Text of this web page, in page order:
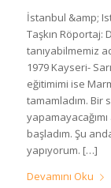
İstanbul &amp;
Taşkın Röportaj:
tanıyabilmemiz
1979 Kayseri-
eğitimimi ise
tamamladım. Bir
başladım. Şu
yapıyorum. […]
Devamını Oku